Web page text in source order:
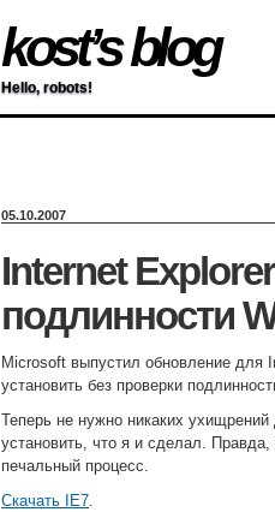
kost’s blog
Hello, robots!
05.10.2007
Internet
подлинности
Microsoft выпустил обновление для
установить без проверки
Теперь не нужно никаких
установить, что я и сделал.
печальный процесс.
Скачать IE7.